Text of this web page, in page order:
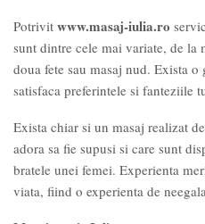
Potrivit www.masaj-iulia.ro
sunt dintre cele mai variate, de la
doua fete sau masaj nud. Exista
satisfaca preferintele si fanteziile
Exista chiar si un masaj realizat
adora sa fie supusi si care sunt
bratele unei femei. Experienta
viata, fiind o experienta de